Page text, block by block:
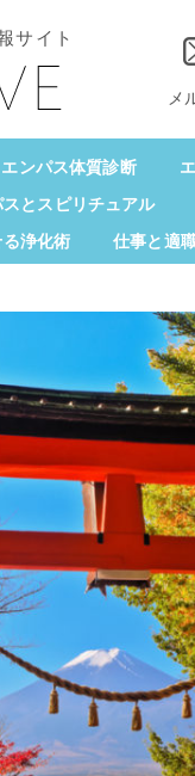
サイト
メ
エンパス体質診断
スとスピリチュアル
浄化術
仕事と適